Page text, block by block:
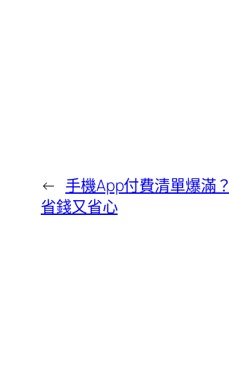
← 手機App付費清單爆滿
省錢又省心